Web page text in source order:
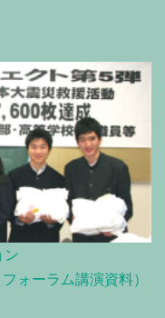
ン
ォーラム講演資料）